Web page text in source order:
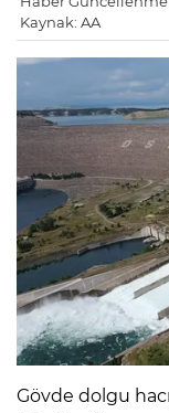
Kaynak: AA
Gövde dolgu